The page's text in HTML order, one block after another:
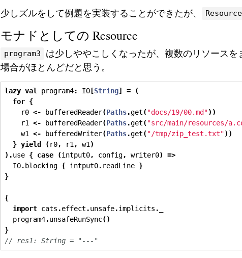
少しズルをして例題を実装することができたが、
Resource
モナドとしての Resource
program3
は少しややこしくなったが、複数のリソース
場合がほとんどだと思う。
lazy val program4: IO[String] =
(
for {
r0 <- bufferedReader(Paths.get("docs/19/00.md"))
r1 <- bufferedReader(Paths.get("src/main/resources/
w1 <- bufferedWriter(Paths.get("/tmp/zip_test.txt"))
} yield (r0, r1 , w1 )
).use { case (intput0, config, writer0)
=>
IO.blocking { intput0. readLine }
}
{
import cats .effect .unsafe.implicits .
program4.unsafeRunSync()
}
// res1: String = "---"